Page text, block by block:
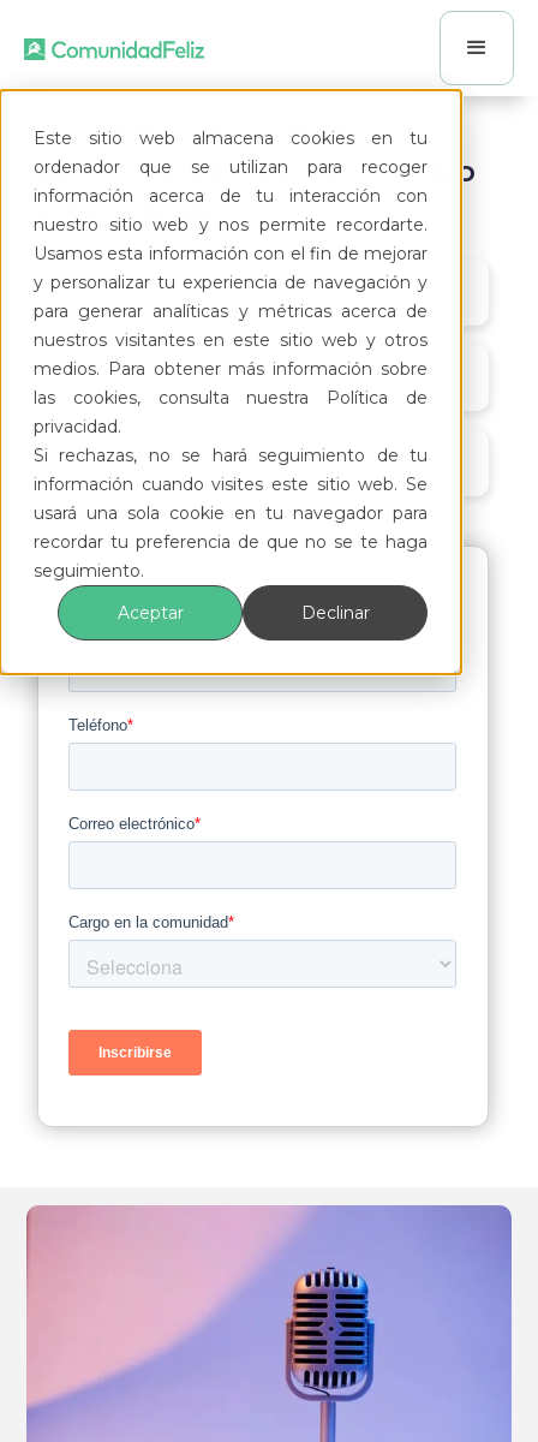
Este sitio web almacena cookies en tu
ordenador que se utilizan para recoger
información acerca de tu interacción con
nuestro sitio web y nos permite recordarte.
Usamos esta información con el fin de mejorar
y personalizar tu experiencia de navegación y
para generar analíticas y métricas acerca de
nuestros visitantes en este sitio web y otros
medios. Para obtener más información sobre
las cookies, consulta nuestra Política de
privacidad.
Si rechazas, no se hará seguimiento de tu
información cuando visites este sitio web. Se
usará una sola cookie en tu navegador para
recordar tu preferencia de que no se te haga
seguimiento.
Aceptar
Declinar
Conversatorio virtual con
administradores: Teletrabajo
y morosidad
20/7/20
7:00 pm
¡Inscríbete aquí!